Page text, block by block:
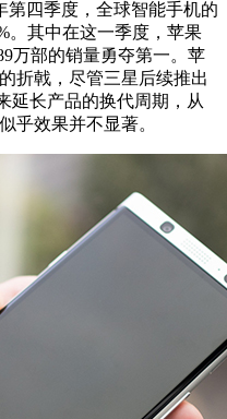
第四季度，全球智能手机的
。其中在这一季度，苹果
万部的销量勇夺第一。苹
折戟，尽管三星后续推出
延长产品的换代周期，从
乎效果并不显著。